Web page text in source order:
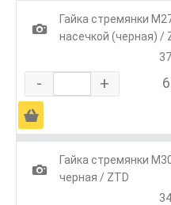
1
Гайка стремянки
насечкой (черная) /
- +
Ä
1
Гайка стремянки
черная / ZTD